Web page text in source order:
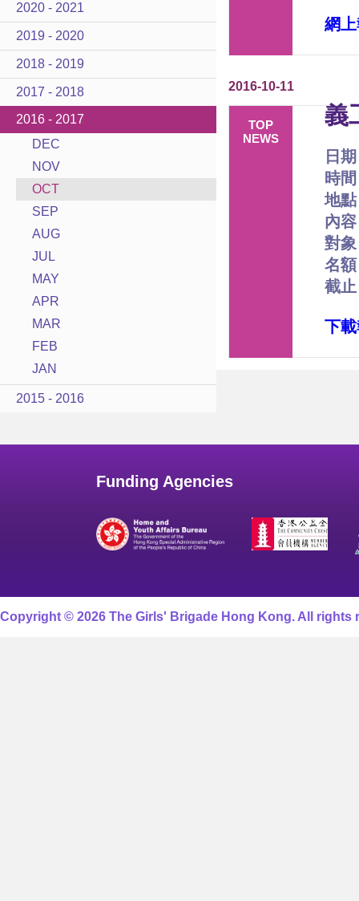
2020 - 2021
2019 - 2020
2018 - 2019
2017 - 2018
2016 - 2017
DEC
NOV
OCT
SEP
AUG
JUL
MAY
APR
MAR
FEB
JAN
2015 - 2016
網
2016-10-11
TOP
NEWS
義
日
時
地
內
對
名
截
下
Funding Agencies
Copyright © 2026 The Girls' Brigade Hong Kong. All rights